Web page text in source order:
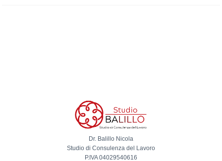
Dr. Balillo Nicola
Studio di Consulenza del Lavoro
P.IVA 04029540616